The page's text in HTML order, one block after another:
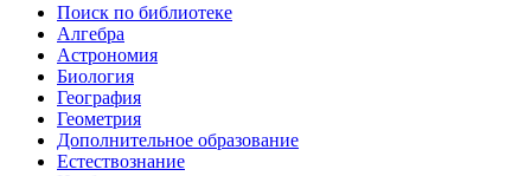
Поиск по библиотеке
Алгебра
Астрономия
Биология
География
Геометрия
Дополнительное образование
Естествознание